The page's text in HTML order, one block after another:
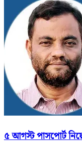
৫ আগস্ট পাসপোর্ট